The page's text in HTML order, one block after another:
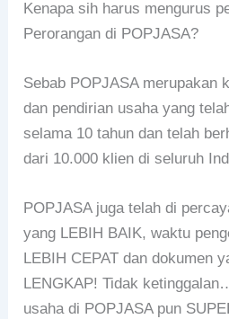
Kenapa sih harus mengurus
Perorangan di POPJASA?
Sebab POPJASA merupakan
dan pendirian usaha yang
selama 10 tahun dan telah
dari 10.000 klien di seluruh
POPJASA juga telah di
yang LEBIH BAIK, waktu
LEBIH CEPAT dan dokumen
LENGKAP! Tidak
usaha di POPJASA pun